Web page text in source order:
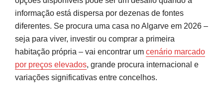
Tendências e Oportunidades no Mercado
Oportunidades concretas
Riscos a ponderar
informação está dispersa por dezenas de fontes
diferentes. Se procura uma casa no Algarve em 2026 –
seja para viver, investir ou comprar a primeira
habitação própria – vai encontrar um cenário marcado
por preços elevados, grande procura internacional e
variações significativas entre concelhos.